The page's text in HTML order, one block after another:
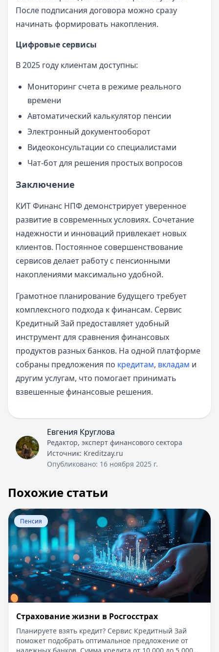
После подписания договора можно сразу
начинать формировать накопления.
Цифровые сервисы
В 2025 году клиентам доступны:
Мониторинг счета в режиме реального
времени
Автоматический калькулятор пенсии
Электронный документооборот
Видеоконсультации со специалистами
Чат-бот для решения простых вопросов
Заключение
КИТ Финанс НПФ демонстрирует уверенное
развитие в современных условиях. Сочетание
надежности и инноваций привлекает новых
клиентов. Постоянное совершенствование
сервисов делает работу с пенсионными
накоплениями максимально удобной.
Грамотное планирование будущего требует
комплексного подхода к финансам. Сервис
Кредитный Зай предоставляет удобный
инструмент для сравнения финансовых
продуктов разных банков. На одной платформе
собраны предложения по кредитам, вкладам и
другим услугам, что помогает принимать
взвешенные финансовые решения.
Евгения Круглова
Редактор, эксперт финансового сектора
Источник: Kreditzay.ru
Опубликовано: 16 ноября 2025 г.
Похожие статьи
Перейти к статье:Страхование жизни в ​Росгосстрах
Пенсия
Страхование жизни в ​Росгосстрах
Планируете взять кредит? Сервис Кредитный Зай
поможет подобрать оптимальное предложение от